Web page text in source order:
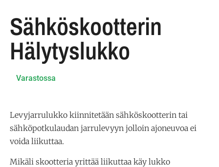
Sähköskootterin
Hälytyslukko
Varastossa
Levyjarrulukko kiinnitetään sähköskootterin tai
sähköpotkulaudan jarrulevyyn jolloin ajoneuvoa ei
voida liikuttaa.
Mikäli skootteria yrittää liikuttaa käy lukko